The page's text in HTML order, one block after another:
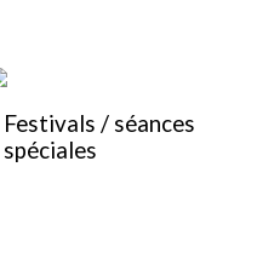
Festivals / séances
spéciales